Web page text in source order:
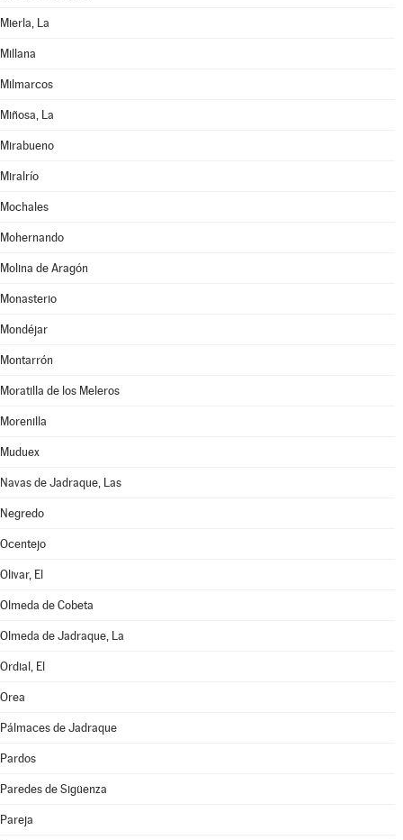
Mierla, La
Millana
Milmarcos
Miñosa, La
Mirabueno
Miralrío
Mochales
Mohernando
Molina de Aragón
Monasterio
Mondéjar
Montarrón
Moratilla de los Meleros
Morenilla
Muduex
Navas de Jadraque, Las
Negredo
Ocentejo
Olivar, El
Olmeda de Cobeta
Olmeda de Jadraque, La
Ordial, El
Orea
Pálmaces de Jadraque
Pardos
Paredes de Sigüenza
Pareja